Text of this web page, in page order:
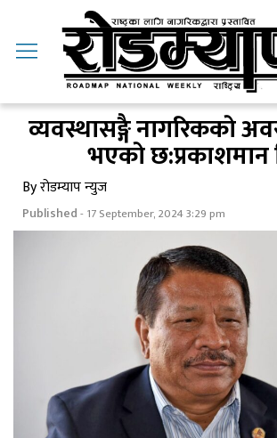
व्यवस्थासङ्गै नागरिककाे
भएकाे छ:प्रकाशमान
By रोडम्याप न्युज
Published- 17 September, 2024 3:29 pm